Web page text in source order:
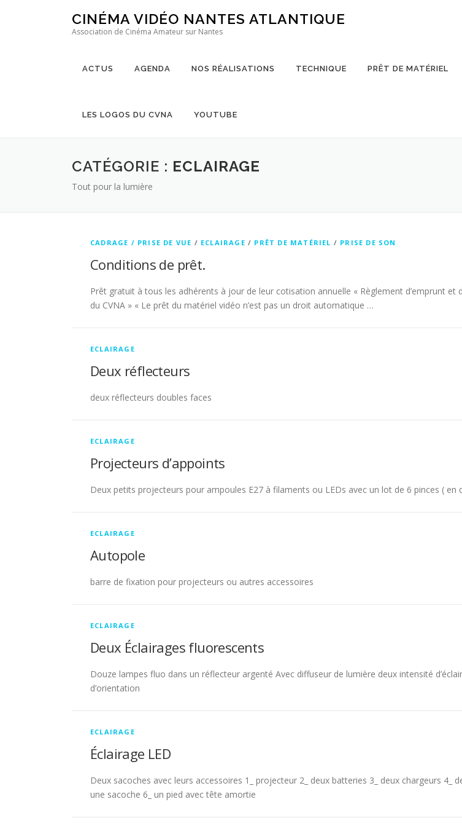
CINÉMA VIDÉO NANTES ATLANTIQUE
Association de Cinéma Amateur sur Nantes
ACTUS AGENDA NOS RÉALISATIONS TECHNIQUE PRÊT DE MATÉRIEL
LES LOGOS DU CVNA YOUTUBE
CATÉGORIE : ECLAIRAGE
Tout pour la lumière
CADRAGE / PRISE DE VUE / ECLAIRAGE / PRÊT DE MATÉRIEL / PRISE DE SON
Conditions de prêt.
Prêt gratuit à tous les adhérents à jour de leur cotisation annuelle « Règlement d’emprunt et
du CVNA » « Le prêt du matériel vidéo n’est pas un droit automatique …
ECLAIRAGE
Deux réflecteurs
deux réflecteurs doubles faces
ECLAIRAGE
Projecteurs d’appoints
Deux petits projecteurs pour ampoules E27 à filaments ou LEDs avec un lot de 6 pinces ( en
ECLAIRAGE
Autopole
barre de fixation pour projecteurs ou autres accessoires
ECLAIRAGE
Deux Éclairages fluorescents
Douze lampes fluo dans un réflecteur argenté Avec diffuseur de lumière deux intensité
d’orientation
ECLAIRAGE
Éclairage LED
Deux sacoches avec leurs accessoires 1_ projecteur 2_ deux batteries 3_ deux chargeurs 4_
une sacoche 6_ un pied avec tête amortie